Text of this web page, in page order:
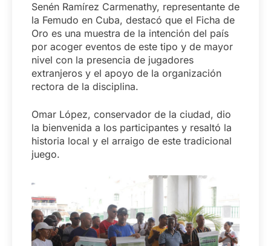
Senén Ramírez Carmenathy, representante de
la Femudo en Cuba, destacó que el Ficha de
Oro es una muestra de la intención del país
por acoger eventos de este tipo y de mayor
nivel con la presencia de jugadores
extranjeros y el apoyo de la organización
rectora de la disciplina.
Omar López, conservador de la ciudad, dio
la bienvenida a los participantes y resaltó la
historia local y el arraigo de este tradicional
juego.